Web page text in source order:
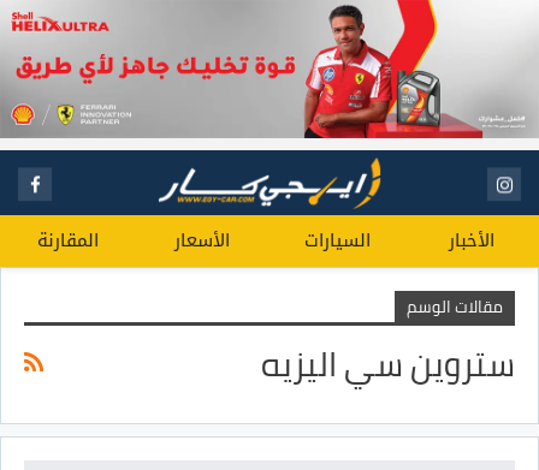
الأخبار السيارات الأسعار المقارنة
مقالات الوسم
ستروين سي اليزيه